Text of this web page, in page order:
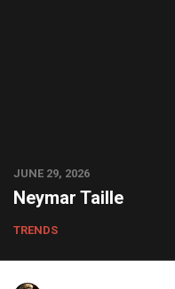
JUNE 29, 2026
Neymar Taille
TRENDS